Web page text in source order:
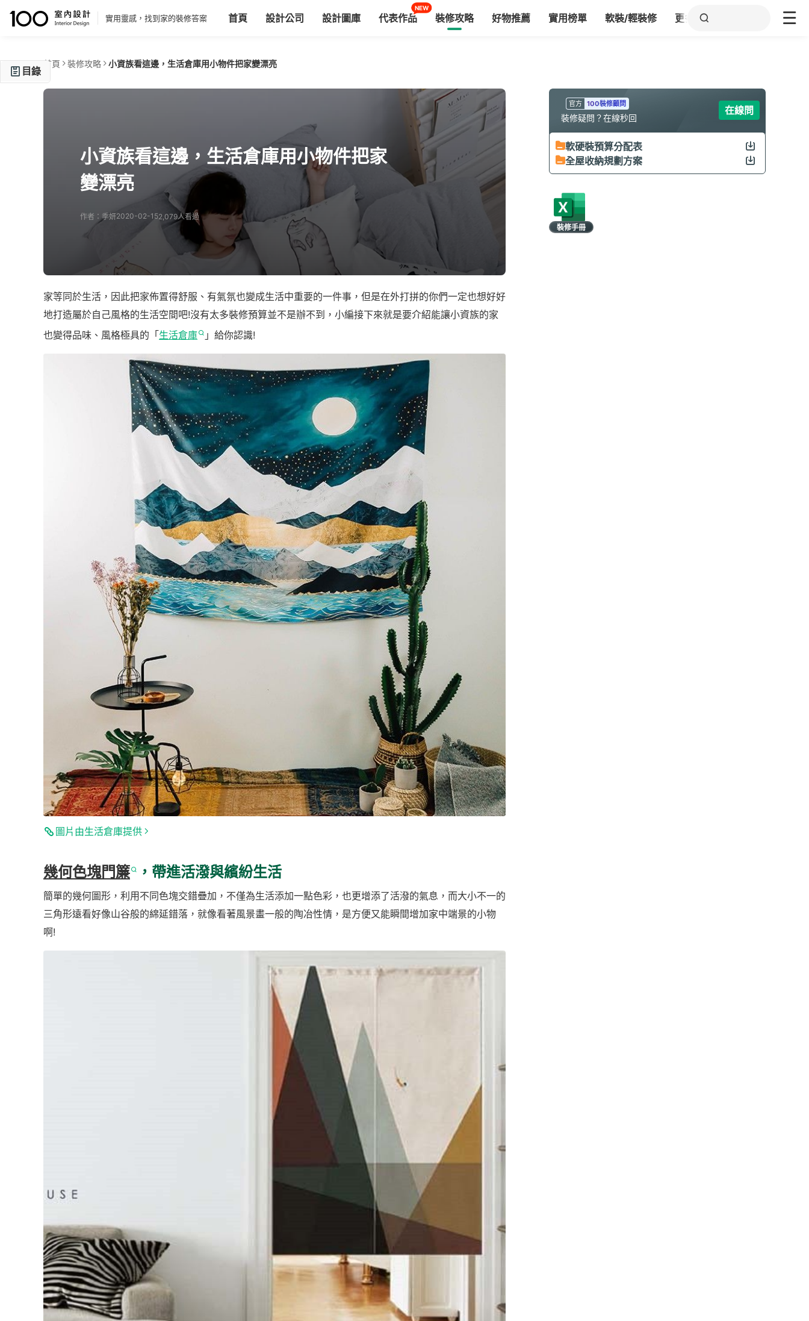
實用靈感，找到家的裝修答案 首頁 設計公司 設計圖庫
NEW
代表作品 裝修攻略 好物推薦 實用榜單 軟裝/輕裝修 更多
首頁 裝修攻略 小資族看這邊，生活倉庫用小物件把家變漂亮
小資族看這邊，生活倉庫用小物件把家
變漂亮
作者：季妍2020-02-152,079人看過
家等同於生活，因此把家佈置得舒服、有氣氛也變成生活中重要的一件事，但是在外打拼的你們一定也想好好
地打造屬於自己風格的生活空間吧!沒有太多裝修預算並不是辦不到，小編接下來就是要介紹能讓小資族的家
也變得品味、風格極具的「 生活倉庫 」給你認識!
圖片由生活倉庫提供
幾何色塊門簾 ，帶進活潑與繽紛生活
簡單的幾何圖形，利用不同色塊交錯疊加，不僅為生活添加一點色彩，也更增添了活潑的氣息，而大小不一的
三角形遠看好像山谷般的綿延錯落，就像看著風景畫一般的陶冶性情，是方便又能瞬間增加家中端景的小物
啊!
官方 100裝修顧問
裝修疑問？在線秒回
在線問
軟硬裝預算分配表
全屋收納規劃方案
裝修手冊
目錄